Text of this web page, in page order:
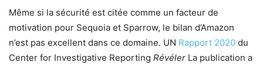
Même si la sécurité est citée comme un facteur de
motivation pour Sequoia et Sparrow, le bilan d’Amazon
n’est pas excellent dans ce domaine. UN Rapport 2020 du
Center for Investigative Reporting Révéler La publication a